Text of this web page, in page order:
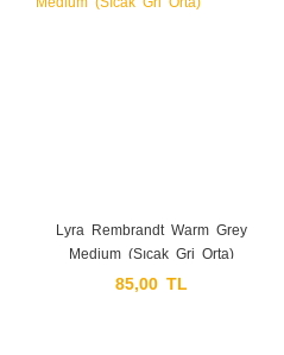
Lyra Rembrandt Warm Grey
Medium (Sıcak Gri Orta)
85,00 TL